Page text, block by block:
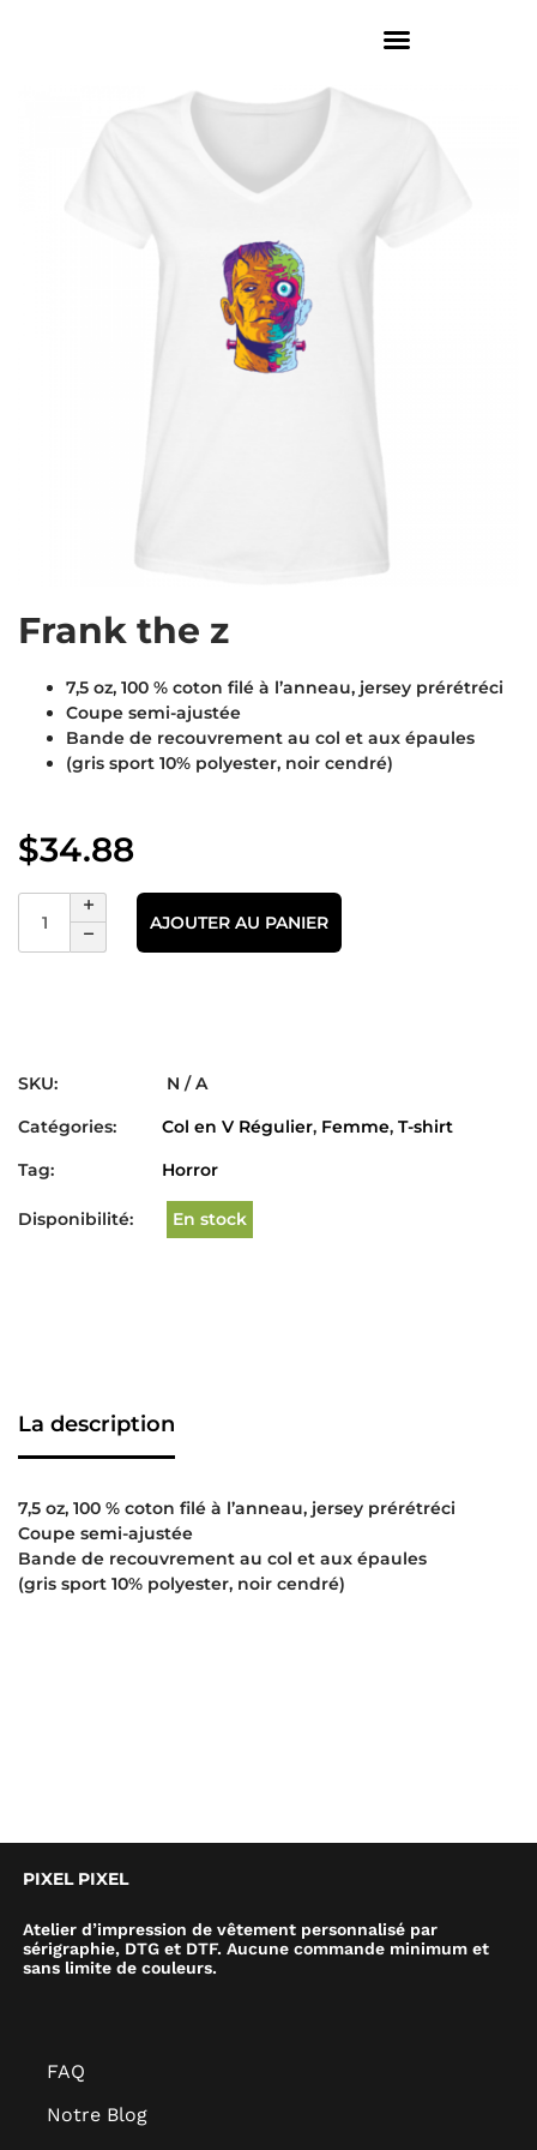
Frank the z
7,5 oz, 100 % coton filé à l’anneau, jersey prérétréci
Coupe semi-ajustée
Bande de recouvrement au col et aux épaules
(gris sport 10% polyester, noir cendré)
$34.88
AJOUTER AU PANIER
SKU:
N / A
Catégories:
Col en V Régulier, Femme, T-shirt
Tag:
Horror
Disponibilité: En stock
La description
7,5 oz, 100 % coton filé à l’anneau, jersey prérétréci
Coupe semi-ajustée
Bande de recouvrement au col et aux épaules
(gris sport 10% polyester, noir cendré)
PIXEL PIXEL
Atelier d’impression de vêtement personnalisé par
sérigraphie, DTG et DTF. Aucune commande minimum et
sans limite de couleurs.
FAQ
Notre Blog